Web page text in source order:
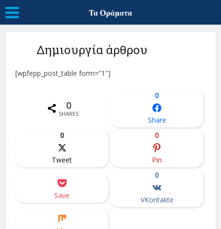
Δημιουργία άρθρου
[wpfepp_post_table form=”1″]
0
SHARES
0
Share
0
Tweet
0
Pin
Save
0
VKontakte